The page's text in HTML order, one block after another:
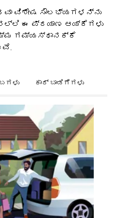
ವಿಶೇಷ ಸೌಲಭ್ಯಗಳನ್ನು
ಈ ಪ್ರಯಾಣ ಆಯ್ಕೆಗಳು
ಗಮ್ಯಸ್ಥಾನಕ್ಕೆ
ಕಾರ್ ಬಾಡಿಗೆಗಳು